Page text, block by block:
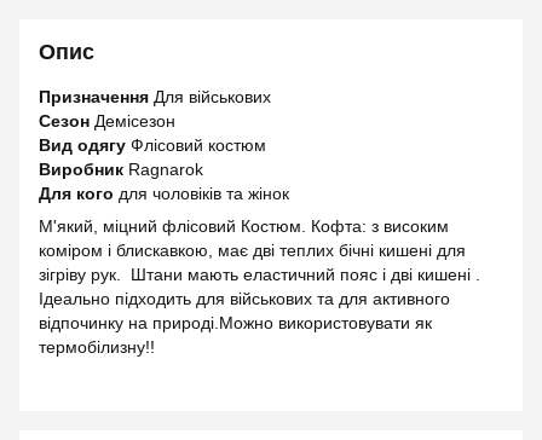
Опис
Призначення Для військових
Сезон Демісезон
Вид одягу Флісовий костюм
Виробник Ragnarok
Для кого для чоловіків та жінок
М'який, міцний флісовий Костюм. Кофта: з високим
коміром і блискавкою, має дві теплих бічні кишені для
зігріву рук. Штани мають еластичний пояс і дві кишені .
Ідеально підходить для військових та для активного
відпочинку на природі.Можно використовувати як
термобілизну!!